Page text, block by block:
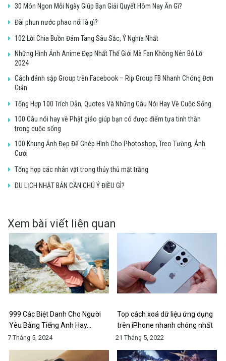
30 Món Ngon Mỗi Ngày Giúp Bạn Giải Quyết Hôm Nay Ăn Gì?
Đài phun nước phao nổi là gì?
102 Lời Chia Buồn Đám Tang Sâu Sắc, Ý Nghĩa Nhất
Những Hình Ảnh Anime Đẹp Nhất Thế Giới Mà Fan Không Nên Bỏ Lỡ
2024
Cách đánh sập Group trên Facebook – Rip Group FB Nhanh Chóng Đơn
Giản
Tổng Hợp 100 Trích Dẫn, Quotes Và Những Câu Nói Hay Về Cuộc Sống
100 Câu nói hay về Phật giáo giúp bạn có được điểm tựa tinh thần
trong cuộc sống
100 Khung Ảnh Đẹp Để Ghép Hình Cho Photoshop, Treo Tường, Ảnh
Cưới
Tổng hợp các nhân vật trong thủy thủ mặt trăng
DU LỊCH NHẬT BẢN CẦN CHÚ Ý ĐIỀU GÌ?
Xem bài viết liên quan
999 Các Biệt Danh Cho Người
Yêu Bằng Tiếng Anh Hay…
7 Tháng 5, 2024
Top cách xoá dữ liệu ứng dụng
trên iPhone nhanh chóng nhất
21 Tháng 5, 2022